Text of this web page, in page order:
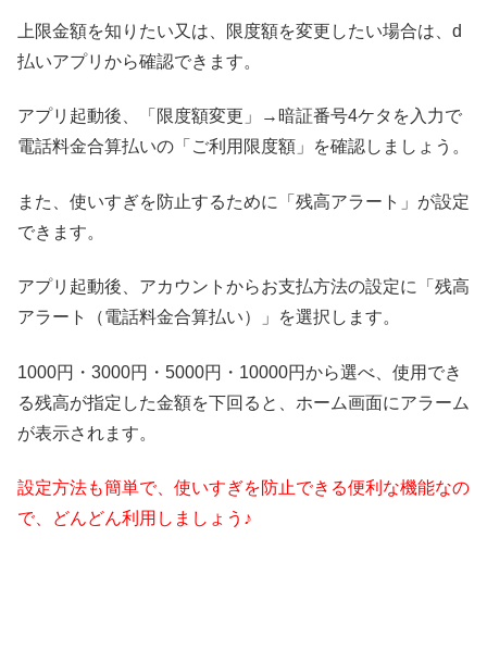
上限金額を知りたい又は、限度額を変更したい場合は、d
払いアプリから確認できます。
アプリ起動後、「限度額変更」→暗証番号4ケタを入力で
電話料金合算払いの「ご利用限度額」を確認しましょう。
また、使いすぎを防止するために「残高アラート」が設定
できます。
アプリ起動後、アカウントからお支払方法の設定に「残高
アラート（電話料金合算払い）」を選択します。
1000円・3000円・5000円・10000円から選べ、使用でき
る残高が指定した金額を下回ると、ホーム画面にアラーム
が表示されます。
設定方法も簡単で、使いすぎを防止できる便利な機能なの
で、どんどん利用しましょう♪